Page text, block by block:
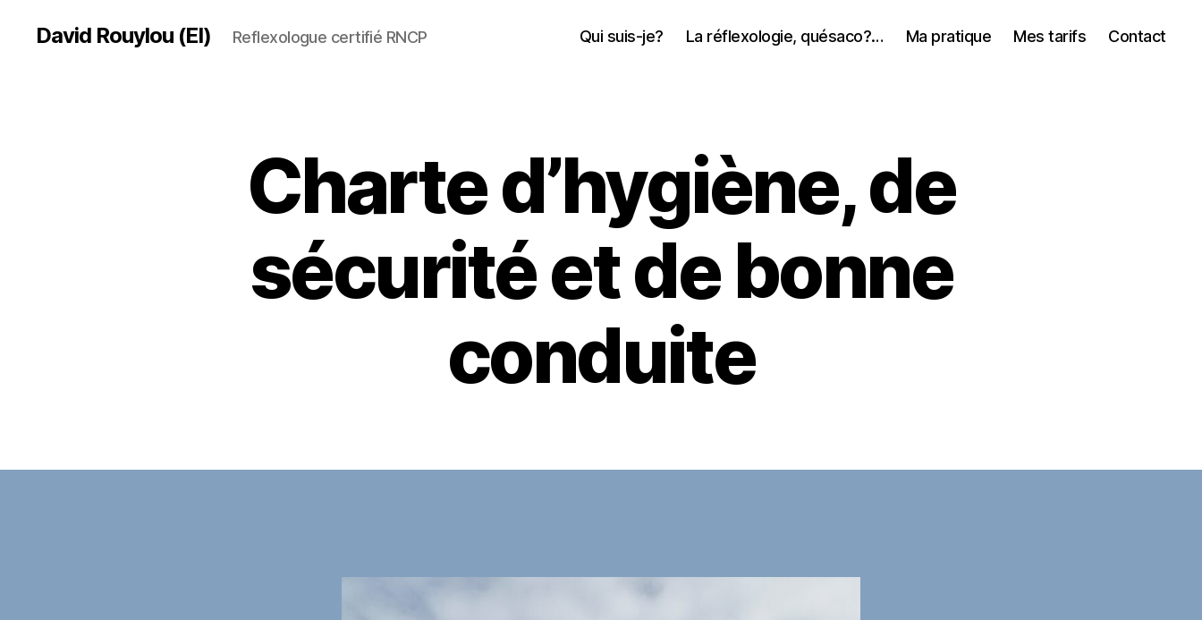
David Rouylou (EI) Reflexologue certifié RNCP Qui suis-je? La réflexologie, quésaco?… Ma pratique Mes tarifs Contact
Charte d’hygiène, de
sécurité et de bonne
conduite